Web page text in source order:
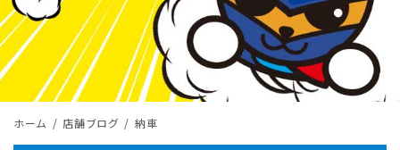
ホーム 店舗ブログ 納車